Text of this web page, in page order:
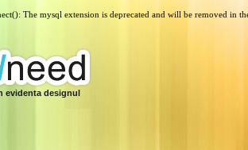
The mysql extension is deprecated and will be removed in
evidenta designul